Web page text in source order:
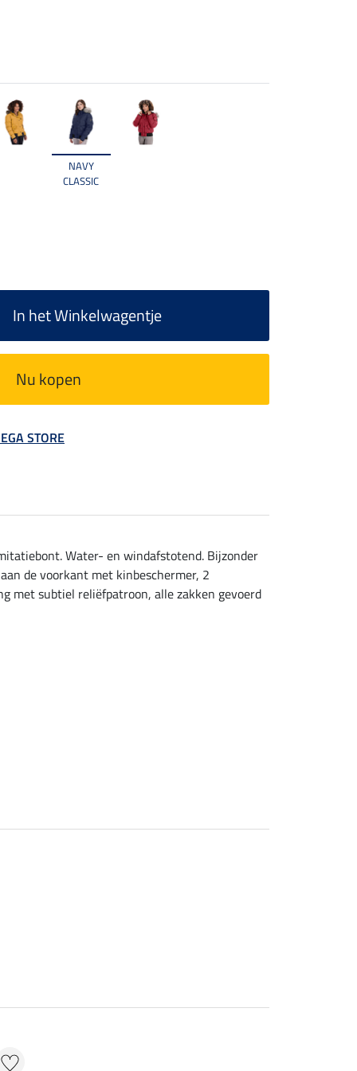
NAVY
CLASSIC
In het Winkelwagentje
Nu kopen
STORE
Water- en windafstotend. Bijzonder
de voorkant met kinbeschermer, 2
met subtiel reliëfpatroon, alle zakken gevoerd